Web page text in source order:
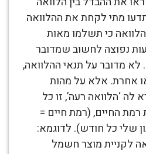
תדעו מתי לקחת את ההלוואה
כי תשלמו מאות
נפוצה לחשוב שמדובר
לא מדובר על תנאי ההלוואה,
אחרת. אלא על מהות
‘הלוואה רעה’, זו כל
החיים, (רמת חיים =
שלי כל חודש). לדוגמא:
לקניית מוצר חשמל